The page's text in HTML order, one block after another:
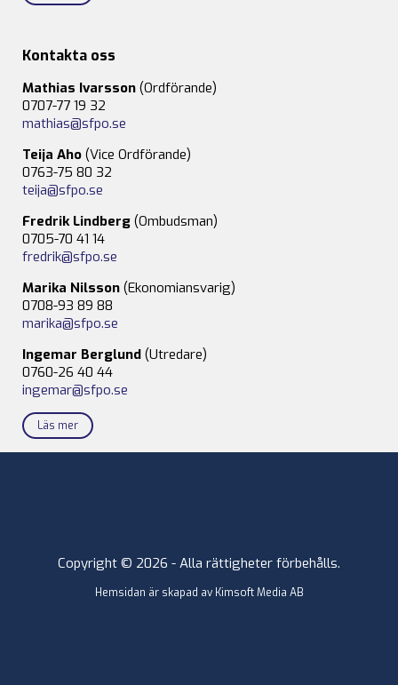
Kontakta oss
Mathias Ivarsson (Ordförande)
0707-77 19 32
mathias@sfpo.se
Teija Aho (Vice Ordförande)
0763-75 80 32
teija@sfpo.se
Fredrik Lindberg (Ombudsman)
0705-70 41 14
fredrik@sfpo.se
Marika Nilsson (Ekonomiansvarig)
0708-93 89 88
marika@sfpo.se
Ingemar Berglund (Utredare)
0760-26 40 44
ingemar@sfpo.se
Läs mer
Copyright © 2026 - Alla rättigheter förbehålls.
Hemsidan är skapad av Kimsoft Media AB